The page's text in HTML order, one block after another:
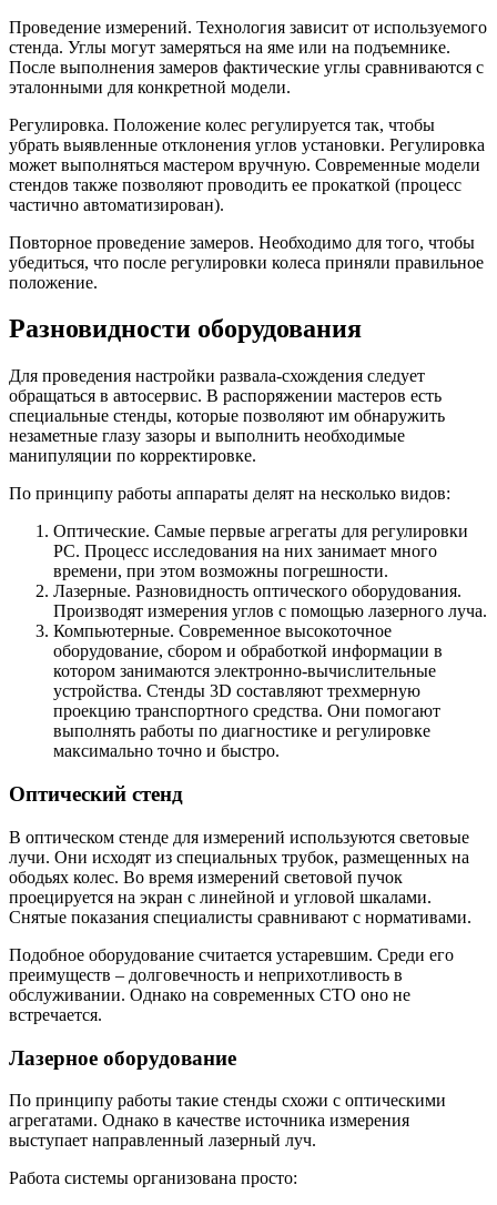
Проведение измерений. Технология зависит от используемого
стенда. Углы могут замеряться на яме или на подъемнике.
После выполнения замеров фактические углы сравниваются с
эталонными для конкретной модели.
Регулировка. Положение колес регулируется так, чтобы
убрать выявленные отклонения углов установки. Регулировка
может выполняться мастером вручную. Современные модели
стендов также позволяют проводить ее прокаткой (процесс
частично автоматизирован).
Повторное проведение замеров. Необходимо для того, чтобы
убедиться, что после регулировки колеса приняли правильное
положение.
Разновидности оборудования
Для проведения настройки развала-схождения следует
обращаться в автосервис. В распоряжении мастеров есть
специальные стенды, которые позволяют им обнаружить
незаметные глазу зазоры и выполнить необходимые
манипуляции по корректировке.
По принципу работы аппараты делят на несколько видов:
Оптические. Самые первые агрегаты для регулировки
РС. Процесс исследования на них занимает много
времени, при этом возможны погрешности.
Лазерные. Разновидность оптического оборудования.
Производят измерения углов с помощью лазерного луча.
Компьютерные. Современное высокоточное
оборудование, сбором и обработкой информации в
котором занимаются электронно-вычислительные
устройства. Стенды 3D составляют трехмерную
проекцию транспортного средства. Они помогают
выполнять работы по диагностике и регулировке
максимально точно и быстро.
Оптический стенд
В оптическом стенде для измерений используются световые
лучи. Они исходят из специальных трубок, размещенных на
ободьях колес. Во время измерений световой пучок
проецируется на экран с линейной и угловой шкалами.
Снятые показания специалисты сравнивают с нормативами.
Подобное оборудование считается устаревшим. Среди его
преимуществ – долговечность и неприхотливость в
обслуживании. Однако на современных СТО оно не
встречается.
Лазерное оборудование
По принципу работы такие стенды схожи с оптическими
агрегатами. Однако в качестве источника измерения
выступает направленный лазерный луч.
Работа системы организована просто: